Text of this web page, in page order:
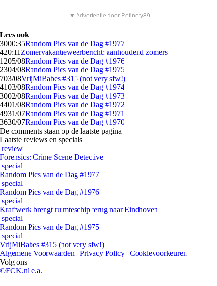
▼ Advertentie door Refinery89
Lees ook
3000:35Random Pics van de Dag #1977
420:11 Zomervakantieweerbericht: aanhoudend zomers
1205/08Random Pics van de Dag #1976
2304/08Random Pics van de Dag #1975
703/08VrijMiBabes #315 (not very sfw!)
4103/08Random Pics van de Dag #1974
3002/08Random Pics van de Dag #1973
4401/08Random Pics van de Dag #1972
4931/07Random Pics van de Dag #1971
3630/07Random Pics van de Dag #1970
De comments staan op de laatste pagina
Laatste reviews en specials
review
Forensics: Crime Scene Detective
special
Random Pics van de Dag #1977
special
Random Pics van de Dag #1976
special
Kraftwerk brengt ruimteschip terug naar Eindhoven
special
Random Pics van de Dag #1975
special
VrijMiBabes #315 (not very sfw!)
Algemene Voorwaarden | Privacy Policy | Cookievoorkeuren
Volg ons
©FOK.nl e.a.